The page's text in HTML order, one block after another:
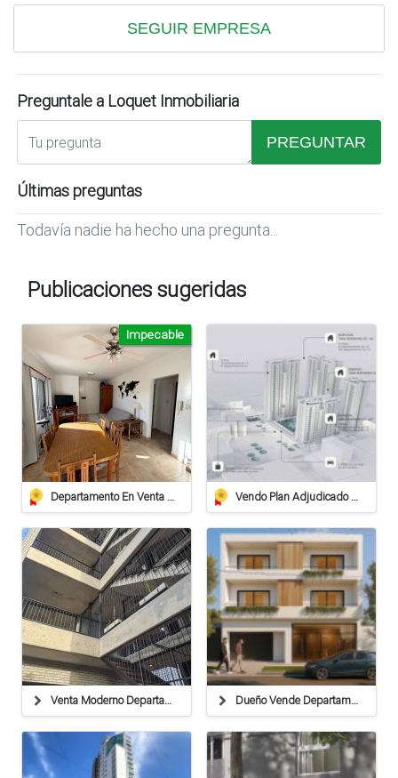
SEGUIR EMPRESA
Preguntale a Loquet Inmobiliaria
PREGUNTAR
Últimas preguntas
Todavía nadie ha hecho una pregunta...
Publicaciones sugeridas
Departamento En Venta De 2 Dormitorios Con Cochera Cubierta Y Terraza Privada
Impecable
Vendo Plan Adjudicado Pilay
Venta Moderno Departamento/un Dormitorio/servicos Dueño Vende Departamentos Al Pozo En Mariano Quiroz 1800 Contacto 3492-567067